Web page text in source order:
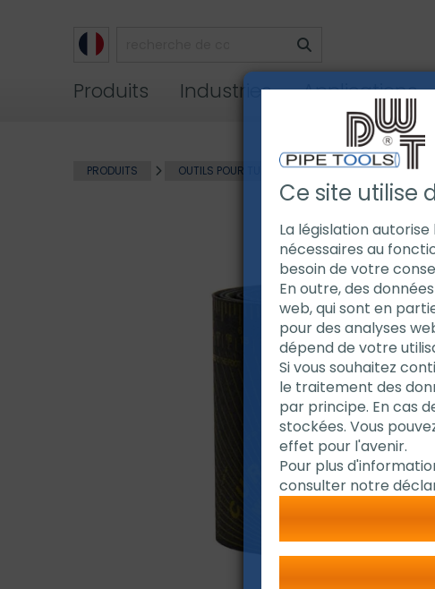
Produits Industries Applications
PRODUITS OUTILS POUR TUBE OUTILS DE MARQUAGE
Ce site utilise
La législation
nécessaires au
besoin de votre
En outre, des
web, qui sont en
pour des analyses
dépend de votre
Si vous souhaitez
le traitement des
par principe. En cas
stockées. Vous
effet pour l'avenir.
Pour plus
consulter notre